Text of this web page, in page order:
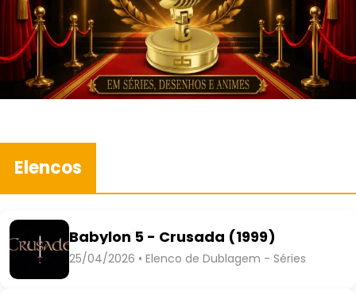
Elencos
Babylon 5 - Crusada (1999)
25/04/2026 • Elenco de Dublagem - Séries